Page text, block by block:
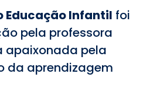
Educação Infantil foi
pela professora
apaixonada pela
da aprendizagem